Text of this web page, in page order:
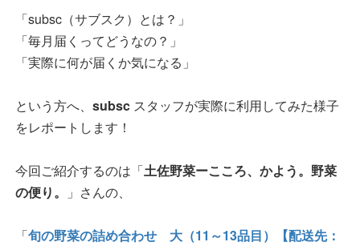
「subsc（サブスク）とは？」
「毎月届くってどうなの？」
「実際に何が届くか気になる」
という方へ、 subsc スタッフが実際に利用してみた様子
をレポートします！
今回ご紹介するのは「土佐野菜ーこころ、かよう。野菜
の便り。
」さんの、
「旬の野菜の詰め合わせ 大（11～13品目）【配送先：